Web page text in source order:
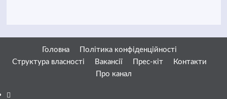
Головна
Політика конфіденційності
Структура власності
Вакансії Прес-кіт
Контакти
Про канал
Facebook